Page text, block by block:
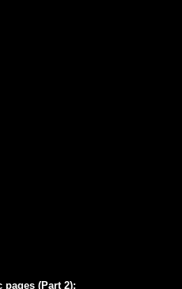
pages (Part 2):